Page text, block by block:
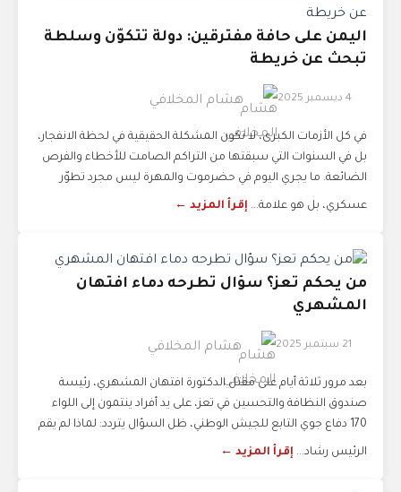
اليمن على حافة مفترقين: دولة تتكوّن وسلطة
تبحث عن خريطة
4 ديسمبر 2025 هشام المخلافي
في كل الأزمات الكبرى، لا تكون المشكلة الحقيقية في لحظة الانفجار،
بل في السنوات التي سبقتها من التراكم الصامت للأخطاء والفرص
الضائعة. ما يجري اليوم في حضرموت والمهرة ليس مجرد تطوّر
عسكري، بل هو علامة... إقرأ المزيد ←
من يحكم تعز؟ سؤال تطرحه دماء افتهان
المشهري
21 سبتمبر 2025 هشام المخلافي
بعد مرور ثلاثة أيام على مقتل الدكتورة افتهان المشهري، رئيسة
صندوق النظافة والتحسين في تعز، على يد أفراد ينتمون إلى اللواء
170 دفاع جوي التابع للجيش الوطني، ظل السؤال يتردد: لماذا لم يقم
الرئيس رشاد... إقرأ المزيد ←